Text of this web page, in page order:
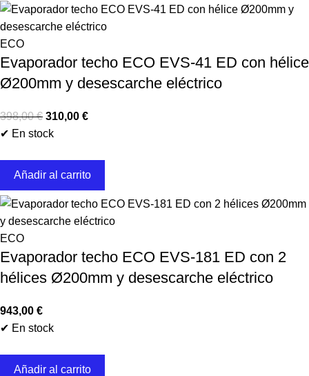
ECO
Evaporador techo ECO EVS-41 ED con hélice
Ø200mm y desescarche eléctrico
398,00€ 310,00 €
✔ En stock
Añadir al carrito
ECO
Evaporador techo ECO EVS-181 ED con 2
hélices Ø200mm y desescarche eléctrico
943,00 €
✔ En stock
Añadir al carrito